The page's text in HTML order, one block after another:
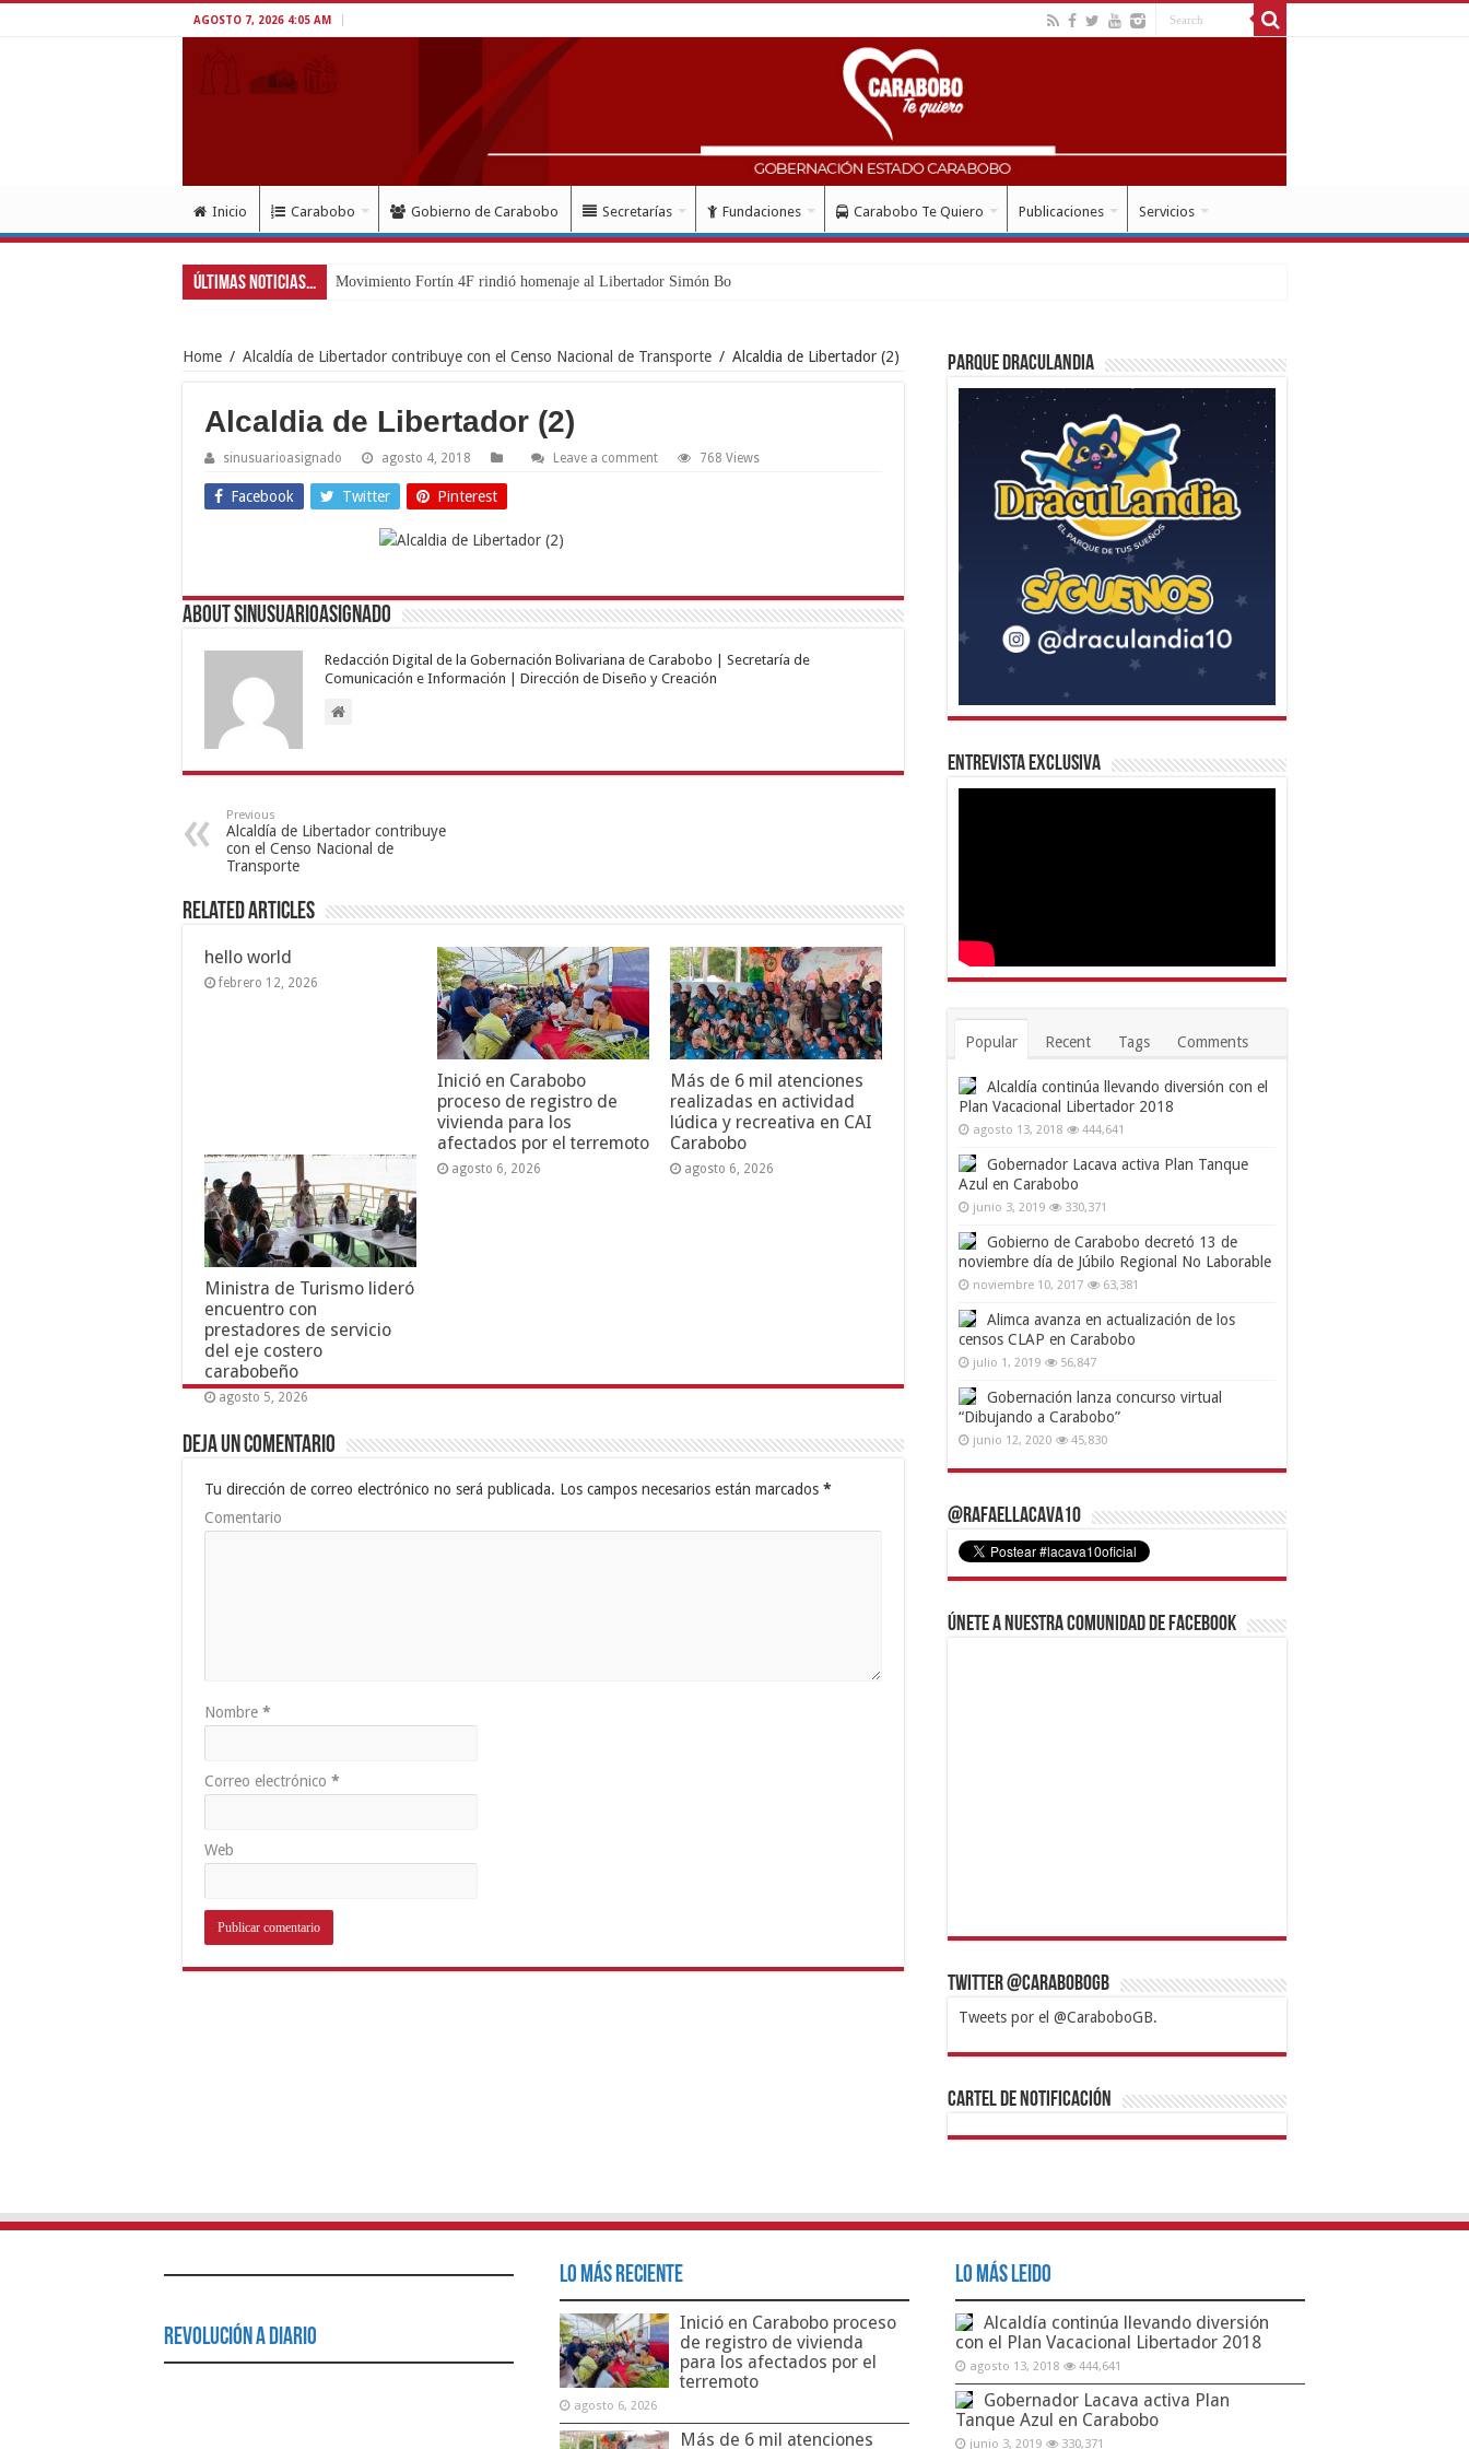
AGOSTO 7, 2026 4:05 AM
Inicio Carabobo Gobierno de Carabobo Secretarías Fundaciones Carabobo Te Quiero Publicaciones Servicios
Últimas Noticias... Movimiento Fortín 4F rindió homenaje al Libertador Simón Bolívar recordando
Home / Alcaldía de Libertador contribuye con el Censo Nacional de Transporte / Alcaldia de Libertador (2)
Alcaldia de Libertador (2)
sinusuarioasignado agosto 4, 2018 Leave a comment 768 Views
Facebook Twitter Pinterest
About sinusuarioasignado
Redacción Digital de la Gobernación Bolivariana de Carabobo | Secretaría de
Comunicación e Información | Dirección de Diseño y Creación
Previous
Alcaldía de Libertador contribuye
con el Censo Nacional de
Transporte
Related Articles
hello world
febrero 12, 2026
Inició en Carabobo
proceso de registro de
vivienda para los
afectados por el terremoto
agosto 6, 2026
Más de 6 mil atenciones
realizadas en actividad
lúdica y recreativa en CAI
Carabobo
agosto 6, 2026
Ministra de Turismo lideró
encuentro con
prestadores de servicio
del eje costero
carabobeño
agosto 5, 2026
Deja un comentario
Tu dirección de correo electrónico no será publicada. Los campos necesarios están marcados *
Comentario
Nombre *
Correo electrónico *
Web
Parque Draculandia
Entrevista Exclusiva
Popular Recent Tags Comments
Alcaldía continúa llevando diversión con el
Plan Vacacional Libertador 2018
agosto 13, 2018 444,641
Gobernador Lacava activa Plan Tanque
Azul en Carabobo
junio 3, 2019 330,371
Gobierno de Carabobo decretó 13 de
noviembre día de Júbilo Regional No Laborable
noviembre 10, 2017 63,381
Alimca avanza en actualización de los
censos CLAP en Carabobo
julio 1, 2019 56,847
Gobernación lanza concurso virtual
“Dibujando a Carabobo”
junio 12, 2020 45,830
@RafaelLacava10
Únete a nuestra comunidad de Facebook
Twitter @CaraboboGB
Tweets por el @CaraboboGB.
1xbetBetturkeyBetistKralbetSupertotobetTipobet
https://mvbcasino.com/
Cartel de Notificación
Revolución a Diario
Lo Más Reciente
Inició en Carabobo proceso
de registro de vivienda
para los afectados por el
terremoto
agosto 6, 2026
Más de 6 mil atenciones
Lo Más Leido
Alcaldía continúa llevando diversión
con el Plan Vacacional Libertador 2018
agosto 13, 2018 444,641
Gobernador Lacava activa Plan
Tanque Azul en Carabobo
junio 3, 2019 330,371